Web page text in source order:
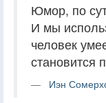
Юмор, по
И мы
человек
становится
Иэн